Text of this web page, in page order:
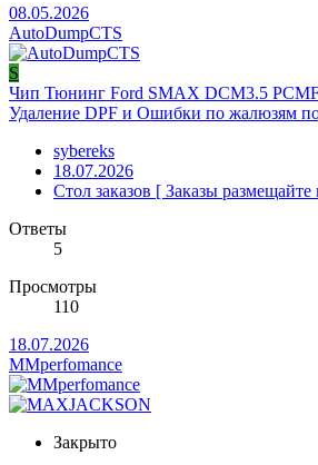
08.05.2026
AutoDumpCTS
S
Чип Тюнинг Ford SMAX DCM3.5
Удаление DPF и Ошибки по жалюзям
sybereks
18.07.2026
Стол заказов [ Заказы размещайте
Ответы
5
Просмотры
110
18.07.2026
MMperfomance
Закрыто